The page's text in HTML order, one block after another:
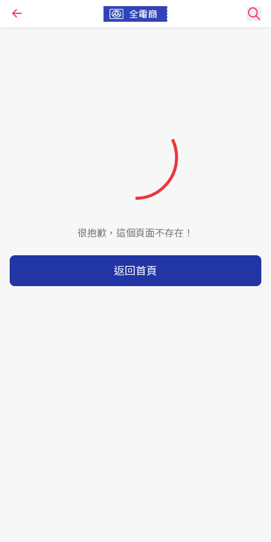
很抱歉，這個頁面不存在！
返回首頁